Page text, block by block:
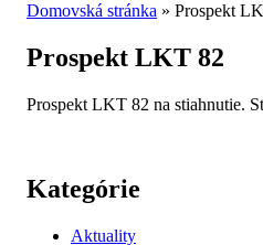
Domovská stránka » Prospekt
Prospekt LKT 82
Prospekt LKT 82 na stiahnutie.
Kategórie
Aktuality